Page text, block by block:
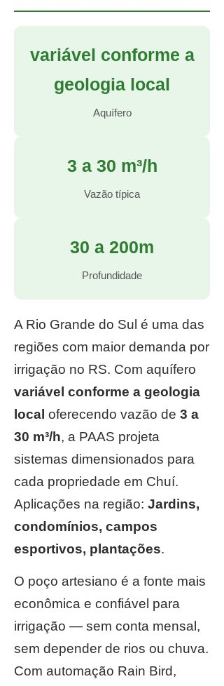
variável conforme a
geologia local
Aquífero
3 a 30 m³/h
Vazão típica
30 a 200m
Profundidade
A Rio Grande do Sul é uma das
regiões com maior demanda por
irrigação no RS. Com aquífero
variável conforme a geologia
local oferecendo vazão de 3 a
30 m³/h, a PAAS projeta
sistemas dimensionados para
cada propriedade em Chuí.
Aplicações na região: Jardins,
condomínios, campos
esportivos, plantações.
O poço artesiano é a fonte mais
econômica e confiável para
irrigação — sem conta mensal,
sem depender de rios ou chuva.
Com automação Rain Bird,